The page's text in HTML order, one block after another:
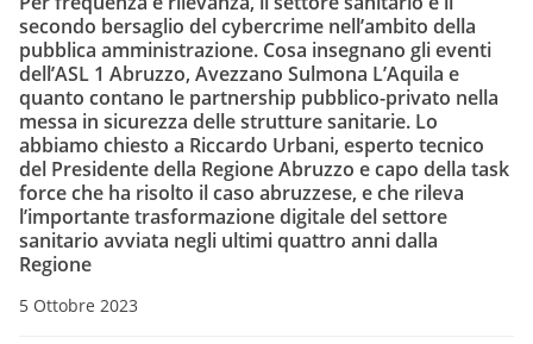
secondo bersaglio del cybercrime nell’ambito della
pubblica amministrazione. Cosa insegnano gli eventi
dell’ASL 1 Abruzzo, Avezzano Sulmona L’Aquila e
quanto contano le partnership pubblico-privato nella
messa in sicurezza delle strutture sanitarie. Lo
abbiamo chiesto a Riccardo Urbani, esperto tecnico
del Presidente della Regione Abruzzo e capo della task
force che ha risolto il caso abruzzese, e che rileva
l’importante trasformazione digitale del settore
sanitario avviata negli ultimi quattro anni dalla
Regione
5 Ottobre 2023